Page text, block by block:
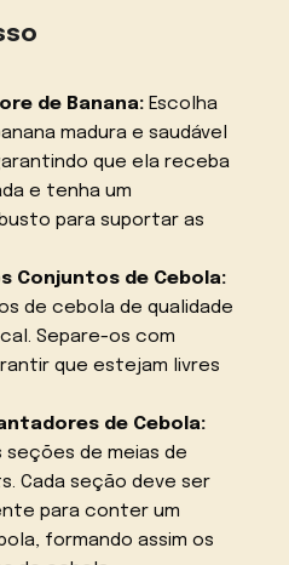
de Banana:Escolha
madura e saudável
que ela receba
e tenha um
para suportar as
Conjuntos de Cebola:
de cebola de qualidade
Separe-os com
que estejam livres
de Cebola:
de meias de
Cada seção deve ser
para conter um
formando assim os